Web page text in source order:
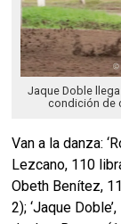
Jaque Doble
condición de
Van a la danza:
Lezcano, 110
Obeth Benítez,
2); ‘Jaque